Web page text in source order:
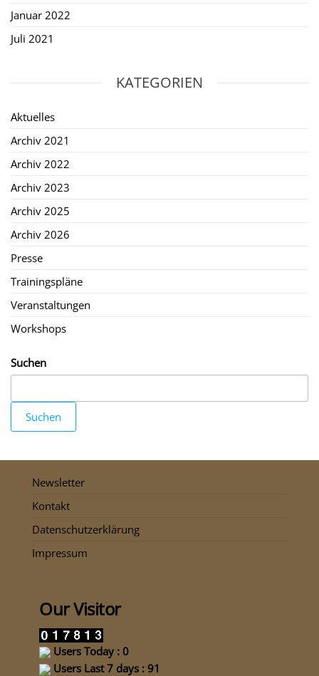
Januar 2022
Juli 2021
KATEGORIEN
Aktuelles
Archiv 2021
Archiv 2022
Archiv 2023
Archiv 2025
Archiv 2026
Presse
Trainingspläne
Veranstaltungen
Workshops
Suchen
Suchen
Newsletter
Kontakt
Datenschutzerklärung
Impressum
Our Visitor
Users Today : 0
Users Last 7 days : 91